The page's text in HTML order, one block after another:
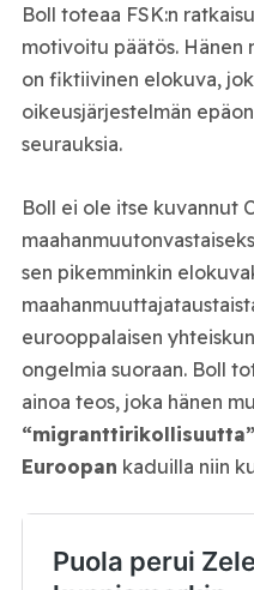
Boll toteaa FSK:n
motivoitu päätös. Hänen
on fiktiivinen elokuva,
oikeusjärjestelmän
seurauksia.
Boll ei ole itse kuvannut
sen pikemminkin
eurooppalaisen
ongelmia suoraan. Boll
ainoa teos, joka hänen
“migranttirikollisuutta”
Euroopan kaduilla niin